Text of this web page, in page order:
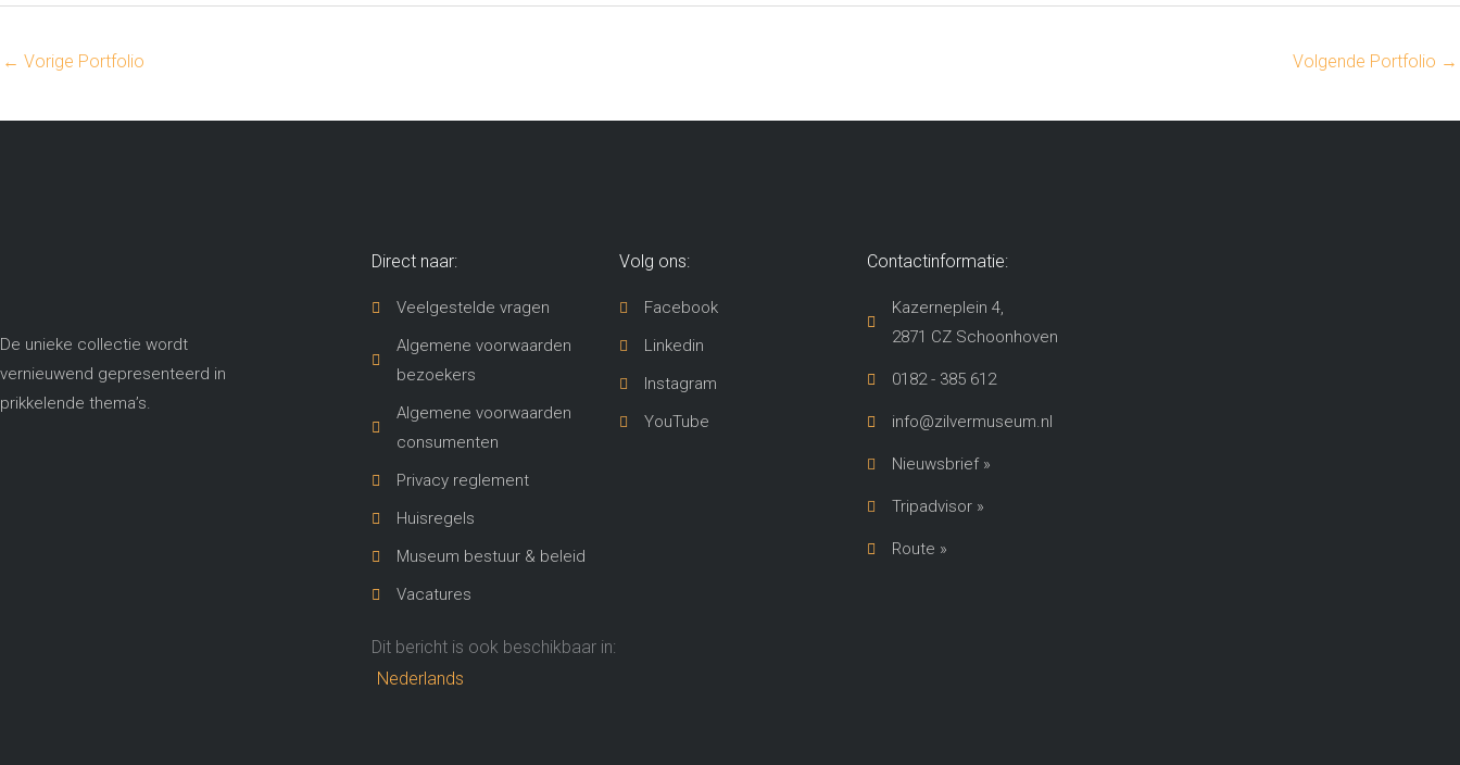
← Vorige Portfolio Volgende Portfolio →
De unieke collectie wordt
vernieuwend gepresenteerd in
prikkelende thema’s​.
Direct naar:
Veelgestelde vragen
Algemene voorwaarden
bezoekers
Algemene voorwaarden
consumenten
Privacy reglement
Huisregels
Museum bestuur & beleid
Vacatures
Dit bericht is ook beschikbaar in:
Nederlands
Volg ons:
Facebook
Linkedin
Instagram
YouTube
Contactinformatie:
Kazerneplein 4,
2871 CZ Schoonhoven​
0182 - 385 612
info@zilvermuseum.nl
Nieuwsbrief »
Tripadvisor »
Route »